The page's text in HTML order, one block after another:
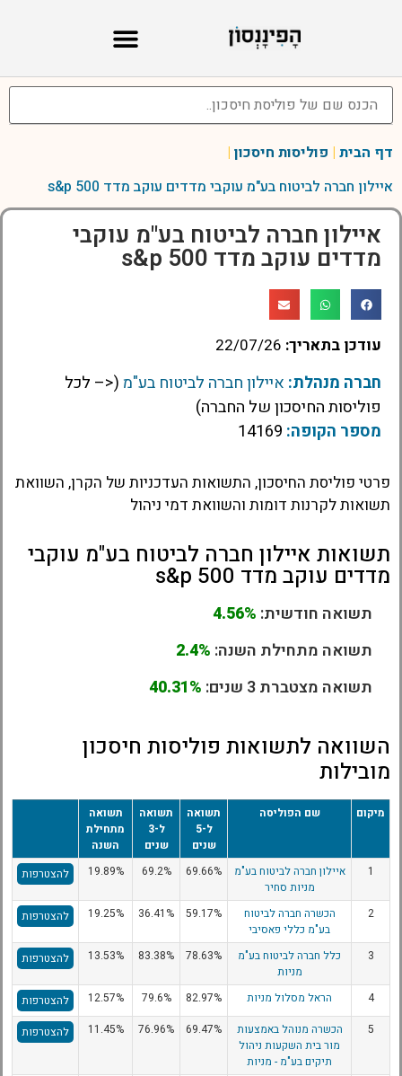
דף הבית | פוליסות חיסכון |
איילון חברה לביטוח בע"מ עוקבי מדדים עוקב מדד s&p 500
איילון חברה לביטוח בע"מ עוקבי
מדדים עוקב מדד s&p 500
עודכן בתאריך: 22/07/26
חברה מנהלת: איילון חברה לביטוח בע"מ (<– לכל
פוליסות החיסכון של החברה)
מספר הקופה:
פרטי פוליסת החיסכון, התשואות העדכניות של הקרן, השוואת
תשואות לקרנות דומות והשוואת דמי ניהול
תשואות איילון חברה לביטוח בע"מ עוקבי
מדדים עוקב מדד s&p 500
תשואה חודשית: 4.56%
תשואה מתחילת השנה: 2.4%
תשואה מצטברת 3 שנים:
40.31%
השוואה לתשואות פוליסות חיסכון
מובילות
מיקום שם הפוליסה
תשואה
ל-5
שנים
תשואה
ל-3
שנים
תשואה
מתחילת
השנה
1
איילון חברה לביטוח בע"מ
מניות סחיר
69.66%
69.2%
19.89% להצטרפות
2
הכשרה חברה לביטוח
בע"מ כללי פאסיבי
59.17%
36.41%
19.25% להצטרפות
3
כלל חברה לביטוח בע"מ
מניות
78.63%
83.38%
13.53% להצטרפות
4 הראל מסלול מניות 82.97%
79.6%
12.57%
להצטרפות
5
הכשרה מנוהל באמצעות
מור בית השקעות ניהול
תיקים בע"מ - מניות
69.47%
76.96%
11.45% להצטרפות